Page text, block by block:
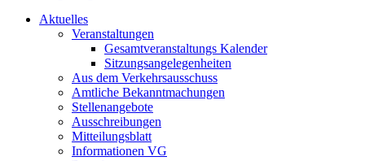
Aktuelles
Veranstaltungen
Gesamtveranstaltungs Kalender
Sitzungsangelegenheiten
Aus dem Verkehrsausschuss
Amtliche Bekanntmachungen
Stellenangebote
Ausschreibungen
Mitteilungsblatt
Informationen VG